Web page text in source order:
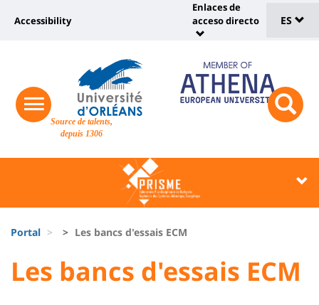
Site
Source de talents,
depuis 1306
Recherche
responsive
menu
button
Université
vers
page
accessibilité
Accessibility
:
Shortcut
links
Enlaces de
acceso directo
de
ES
Block
liste
des
composantes
d'Ariane
Portal Les bancs d'essais ECM
University
University
Titre
Les bancs d'essais ECM